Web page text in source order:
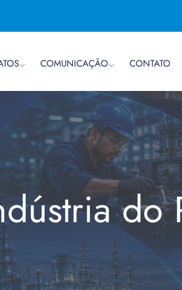
COMUNICAÇÃO CONTATO
do